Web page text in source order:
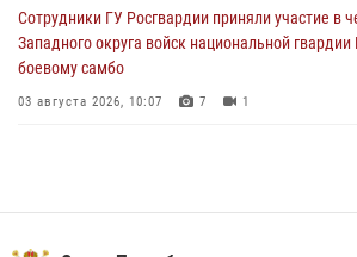
Сотрудники ГУ Росгвардии приняли участие в
Западного округа войск национальной
боевому самбо
03 августа 2026, 10:07 7 1